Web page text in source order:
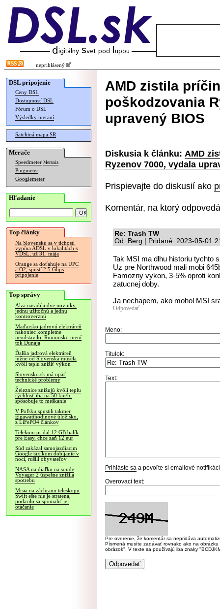
neprihlásený
DSL pripojenie
Ceny DSL
Dostupnosť DSL
Fórum o DSL
Výsledky meraní
Satelitná mapa SR
Merače
Speedmeter Merania
Pingmeter
Googlemeter
Hľadanie
Top články
Na Slovensku sa v tichosti
vypína ADSL v lokalitách s
VDSL, už 31. mája
Orange sa doťahuje na UPC
a O2, spustí 2.5 Gbps
pripojenie
Top správy
Alza nasadila dve novinky,
jednu užitočnú a jednu
kontroverznú
Maďarsko jadrovú elektráreň
nakoniec kompletne
neodstavilo, Rumunsko mení
tok Dunaja
Ďalšia jadrová elektráreň
južne od Slovenska musela
kvôli teplu znížiť výkon
Slovensko.sk má opäť
technické problémy
Železnice znižujú kvôli teplu
rýchlosť iba na 50 km/h,
spôsobuje to meškanie
V Poľsku spustili takmer
gigawatthodinové úložisko,
z LiFePO4 článkov
Telekom pridal 12 GB balík
pre Easy, chce zaň 12 eur
Súd zakázal samojazdiacim
Google taxíkom dobíjanie v
noci, rušili obyvateľov
NASA na diaľku na sonde
Voyager 2 úspešne znížila
spotrebu
Misia na záchranu teleskopu
Swift ešte nie je stratená,
podarilo sa spomaliť jej
otáčanie
AMD zistila
poškodzovania
upravený BIOS
Diskusia k článku: AMD
Ryzenov 7000, vydala
Prispievajte do diskusií ako
Komentár, na ktorý
Re: Trash TW
Od: Berg | Pridané: 2023-05-01
Tak MSI ma dlhu historiu tychto
Uz pre Northwood mali mobi
Famozny vykon, 3-5% oproti
zatucnej doby.
Ja nechapem, ako mohol MSI
Odpovedať
Meno:
Titulok:
Text:
Prihláste sa a povoľte si emailové
Overovací text:
Pre overenie, že komentár sa nepridáva
Písmená musíte zadávať rovnako ako na
obrázok". V texte sa používajú iba znaky